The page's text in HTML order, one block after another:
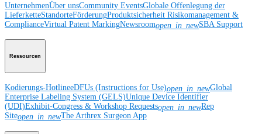
UnternehmenÜber unsCommunity EventsGlobale Offenlegung der
LieferketteStandorteFörderungProduktsicherheit Risikomanagement &
ComplianceVirtual Patent MarkingNewsroomopen_in_newSBA Support
Ressourcen
Kodierungs-HotlineeDFUs (Instructions for Use)open_in_newGlobal
Enterprise Labeling System (GELS)Unique Device Identifier
(UDI)Exhibit-Congress & Workshop Requestsopen_in_newRep
Siteopen_in_newThe Arthrex Surgeon App